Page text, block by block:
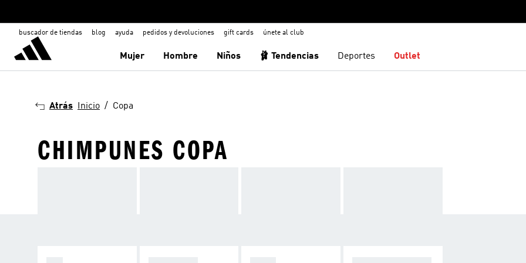
buscador de tiendas blog ayuda pedidos y devoluciones gift cards únete al club
Mujer Hombre Niños 🩰 Tendencias Deportes Outlet
Atrás Inicio Copa
CHIMPUNES COPA